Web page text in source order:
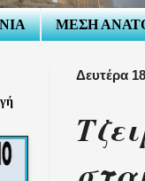
ΜΕΣΗ
Δευτέρα